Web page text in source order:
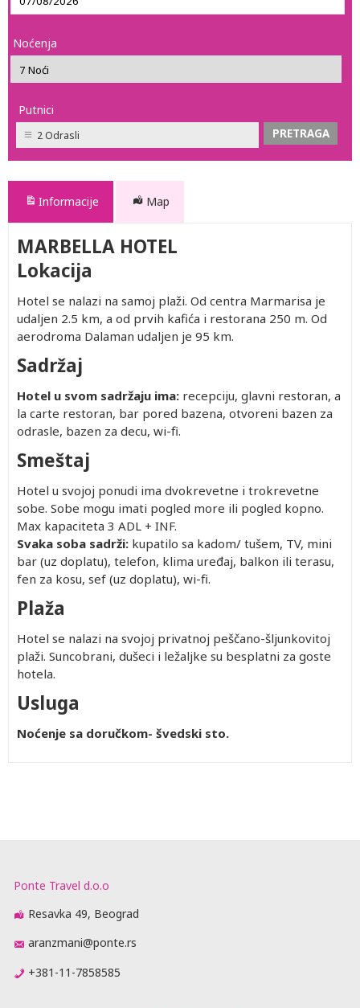
Noćenja
Putnici
2 Odrasli
Informacije Map
MARBELLA HOTEL
Lokacija
Hotel se nalazi na samoj plaži. Od centra Marmarisa je
udaljen 2.5 km, a od prvih kafića i restorana 250 m. Od
aerodroma Dalaman udaljen je 95 km.
Sadržaj
Hotel u svom sadržaju ima: recepciju, glavni restoran, a
la carte restoran, bar pored bazena, otvoreni bazen za
odrasle, bazen za decu, wi-fi.
Smeštaj
Hotel u svojoj ponudi ima dvokrevetne i trokrevetne
sobe. Sobe mogu imati pogled more ili pogled kopno.
Max kapaciteta 3 ADL + INF.
Svaka soba sadrži: kupatilo sa kadom/ tušem, TV, mini
bar (uz doplatu), telefon, klima uređaj, balkon ili terasu,
fen za kosu, sef (uz doplatu), wi-fi.
Plaža
Hotel se nalazi na svojoj privatnoj peščano-šljunkovitoj
plaži. Suncobrani, dušeci i ležaljke su besplatni za goste
hotela.
Usluga
Noćenje sa doručkom- švedski sto.
Ponte Travel d.o.o
Resavka 49, Beograd
aranzmani@ponte.rs
+381-11-7858585